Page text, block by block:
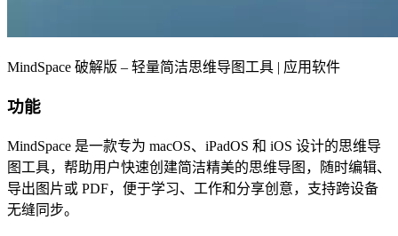
MindSpace 破解版 – 轻量简洁思维导图工具 | 应用软件
功能
MindSpace 是一款专为 macOS、iPadOS 和 iOS 设计的思维导
图工具，帮助用户快速创建简洁精美的思维导图，随时编辑、
导出图片或 PDF，便于学习、工作和分享创意，支持跨设备
无缝同步。